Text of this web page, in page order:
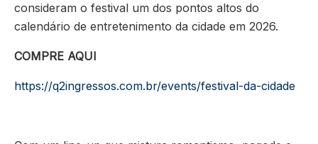
consideram o festival um dos pontos altos do
calendário de entretenimento da cidade em 2026.
COMPRE AQUI
https://q2ingressos.com.br/events/festival-da-cidade